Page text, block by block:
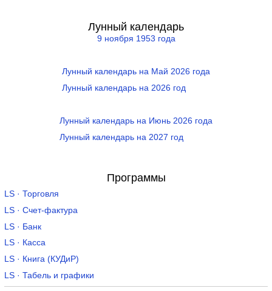
Лунный календарь
9 ноября 1953 года
Лунный календарь на Май 2026 года
Лунный календарь на 2026 год
Лунный календарь на Июнь 2026 года
Лунный календарь на 2027 год
Программы
LS · Торговля
LS · Счет-фактура
LS · Банк
LS · Касса
LS · Книга (КУДиР)
LS · Табель и графики